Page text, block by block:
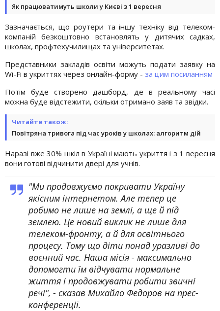
Як працюватимуть школи у Києві з 1 вересня
Зазначається, що роутери та іншу техніку від телеком-
компаній безкоштовно встановлять у дитячих садках,
школах, профтехучилищах та університетах.
Представники закладів освіти можуть подати заявку на
Wi-Fi в укриттях через онлайн-форму - за цим посиланням
Потім буде створено дашборд, де в реальному часі
можна буде відстежити, скільки отримано заяв та звідки.
Читайте також:
Повітряна тривога під час уроків у школах: алгоритм дій
Наразі вже 30% шкіл в Україні мають укриття і з 1 вересня
вони готові відчинити двері для учнів.
"Ми продовжуємо покривати Україну
якісним інтернетом. Але тепер це
робимо не лише на землі, а ще й під
землею. Це новий виклик не лише для
телеком-фронту, а й для освітнього
процесу. Тому що діти понад уразливі до
воєнний час. Наша місія - максимально
допомогти їм відчувати нормальне
життя і продовжувати робити звичні
речі", - сказав Михайло Федоров на прес-
конференції.